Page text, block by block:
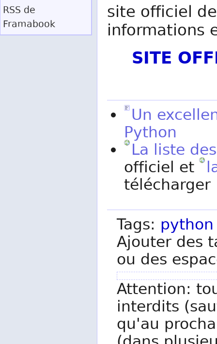
site officiel
informations
SITE
Un
Python
La liste
officiel et
télécharger
Tags: python
Ajouter des
ou des
Attention:
interdits
qu'au
RSS de
Framabook